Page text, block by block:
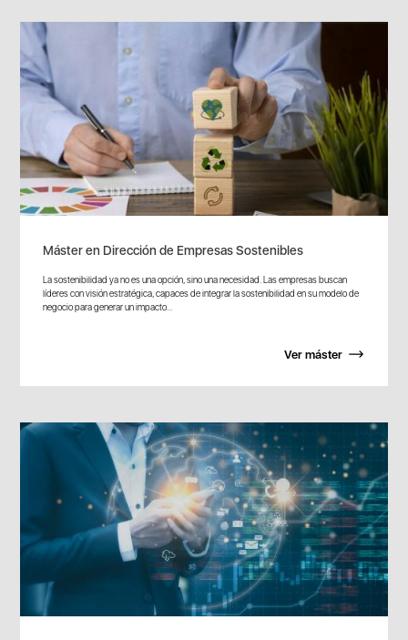
Máster en Dirección de Empresas Sostenibles
La sostenibilidad ya no es una opción, sino una necesidad. Las empresas buscan
líderes con visión estratégica, capaces de integrar la sostenibilidad en su modelo de
negocio para generar un impacto...
Ver máster